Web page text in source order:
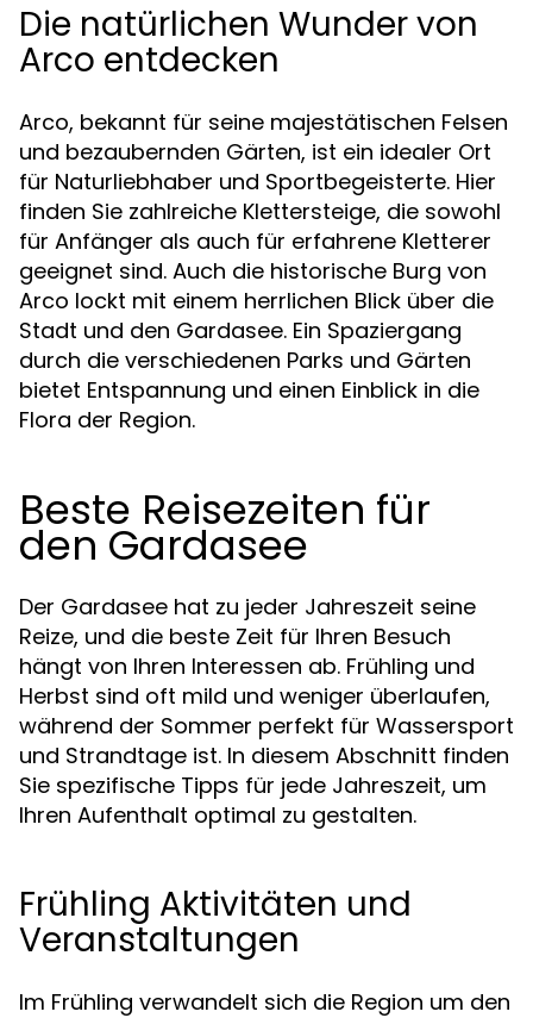
Die natürlichen Wunder von
Arco entdecken
Arco, bekannt für seine majestätischen Felsen
und bezaubernden Gärten, ist ein idealer Ort
für Naturliebhaber und Sportbegeisterte. Hier
finden Sie zahlreiche Klettersteige, die sowohl
für Anfänger als auch für erfahrene Kletterer
geeignet sind. Auch die historische Burg von
Arco lockt mit einem herrlichen Blick über die
Stadt und den Gardasee. Ein Spaziergang
durch die verschiedenen Parks und Gärten
bietet Entspannung und einen Einblick in die
Flora der Region.
Beste Reisezeiten für
den Gardasee
Der Gardasee hat zu jeder Jahreszeit seine
Reize, und die beste Zeit für Ihren Besuch
hängt von Ihren Interessen ab. Frühling und
Herbst sind oft mild und weniger überlaufen,
während der Sommer perfekt für Wassersport
und Strandtage ist. In diesem Abschnitt finden
Sie spezifische Tipps für jede Jahreszeit, um
Ihren Aufenthalt optimal zu gestalten.
Frühling Aktivitäten und
Veranstaltungen
Im Frühling verwandelt sich die Region um den